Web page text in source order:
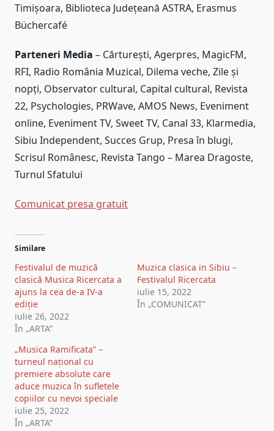
Timișoara, Biblioteca Județeană ASTRA, Erasmus
Büchercafé
Parteneri Media – Cărturești, Agerpres, MagicFM,
RFI, Radio România Muzical, Dilema veche, Zile și
nopți, Observator cultural, Capital cultural, Revista
22, Psychologies, PRWave, AMOS News, Eveniment
online, Eveniment TV, Sweet TV, Canal 33, Klarmedia,
Sibiu Independent, Succes Grup, Presa în blugi,
Scrisul Românesc, Revista Tango – Marea Dragoste,
Turnul Sfatului
Post
navigation
Comunicat presa gratuit
Similare
Festivalul de muzică
clasică Musica Ricercata a
ajuns la cea de-a IV-a
ediție
iulie 26, 2022
În „ARTA”
Muzica clasica in Sibiu –
Festivalul Ricercata
iulie 15, 2022
În „COMUNICAT”
„Musica Ramificata” –
turneul național cu
premiere absolute care
aduce muzica în sufletele
copiilor cu nevoi speciale
iulie 25, 2022
În „ARTA”